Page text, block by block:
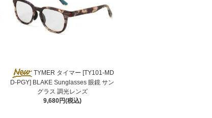
TYMER タイマー [TY101-MD
D-PGY] BLAKE Sunglasses 眼鏡 サン
グラス 調光レンズ
9,680円(税込)